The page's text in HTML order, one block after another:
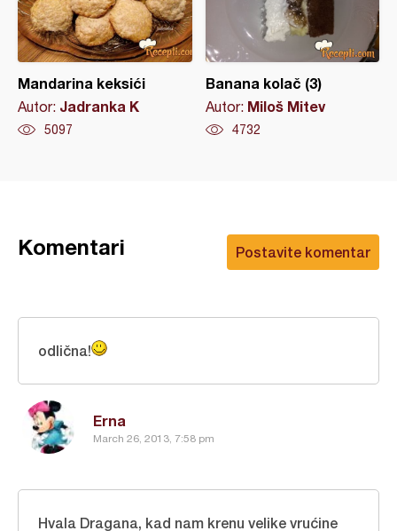
Mandarina keksići
Autor: Jadranka K
5097
Banana kolač (3)
Autor: Miloš Mitev
4732
Postavite komentar
Komentari
Erna
March 26, 2013, 7:58 pm
odlična!
Hvala Dragana, kad nam krenu velike vrućine